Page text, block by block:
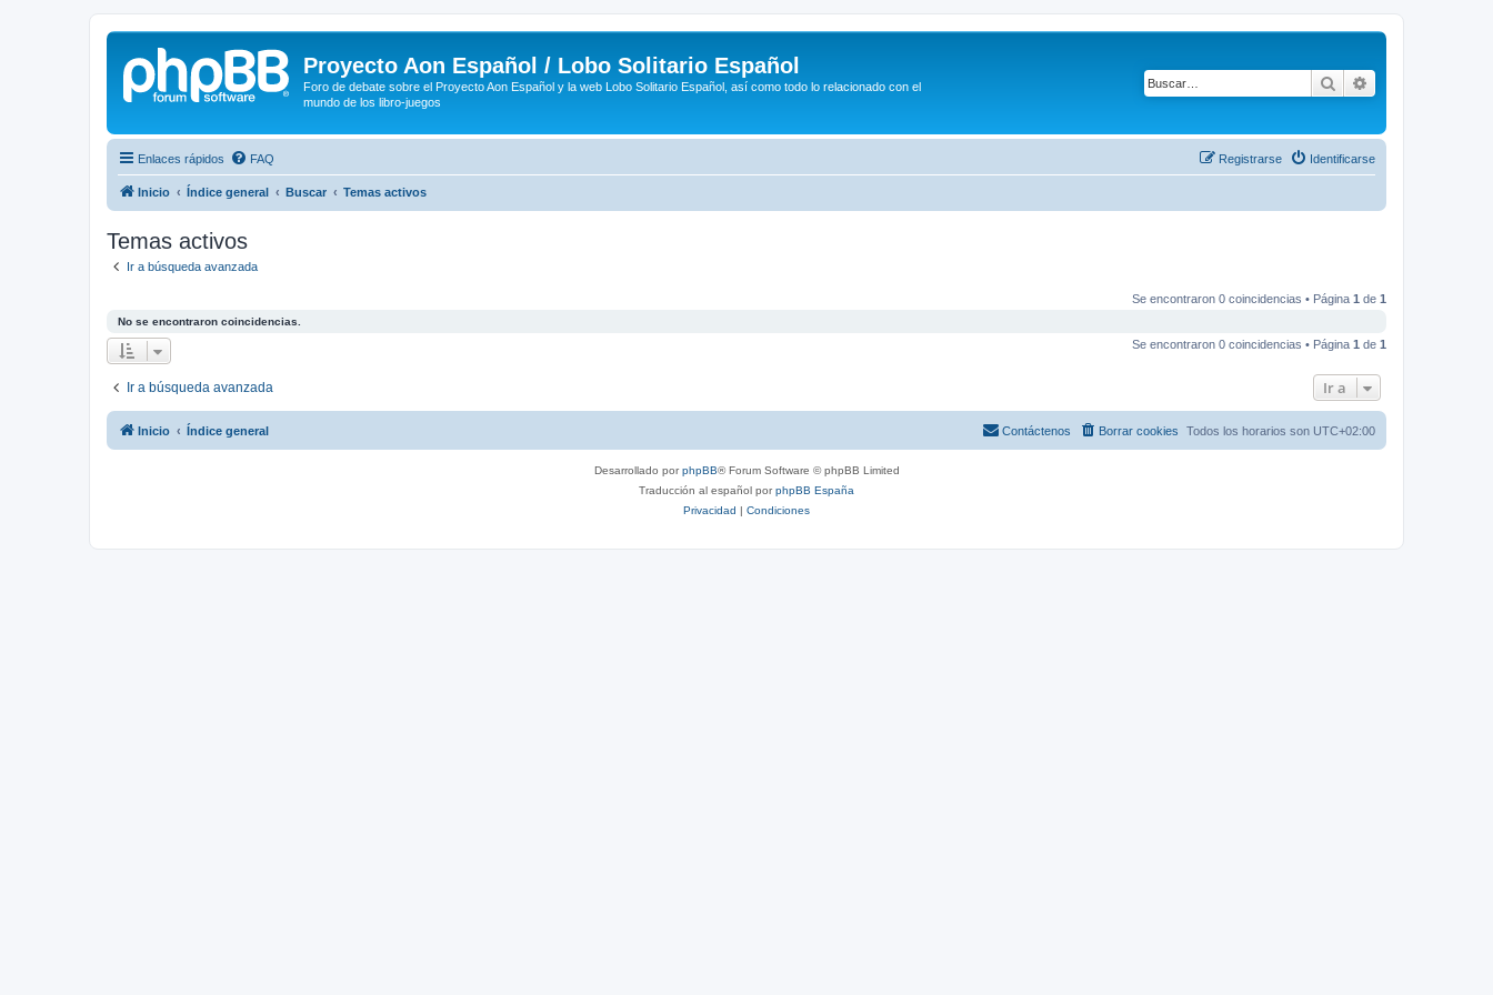
Proyecto Aon Español / Lobo Solitario Español
Foro de debate sobre el Proyecto Aon Español y la web Lobo Solitario Español, así como todo lo relacionado con el
mundo de los libro-juegos
Buscar
Enlaces rápidos FAQ Identificarse
Registrarse
Inicio Índice general Buscar Temas activos
Temas activos
Ir a búsqueda avanzada
Se encontraron 0 coincidencias • Página 1 de 1
No se encontraron coincidencias.
Se encontraron 0 coincidencias • Página 1 de 1
Ir a búsqueda avanzada Ir a
Inicio Índice general Todos los horarios son UTC+02:00
Borrar cookies
Contáctenos
Desarrollado porphpBB® Forum Software © phpBB Limited
Traducción al español porphpBB España
Privacidad | Condiciones